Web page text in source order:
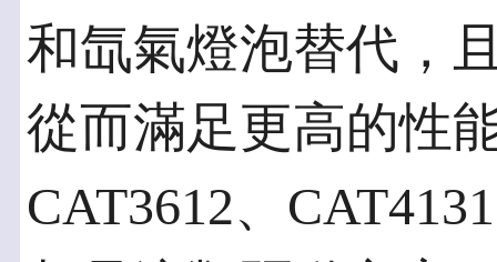
和氙氣燈泡替代，
從而滿足更高的性
CAT3612、